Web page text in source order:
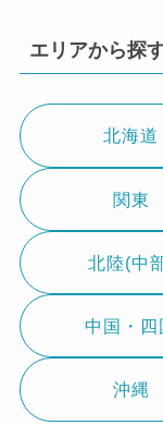
エリアから探
北海道
関東
北陸(中
中国・四
沖縄